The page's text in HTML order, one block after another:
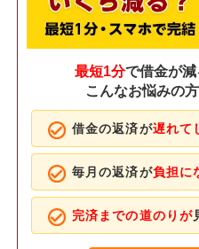
最短1分で借金が減
こんなお悩みの
借金の返済が遅れて
毎月の返済が負担に
完済までの道のりが